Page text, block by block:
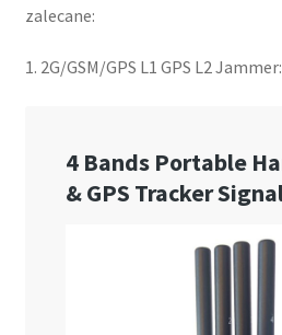
zalecane:
1. 2G/GSM/GPS L1 GPS L2 Jammer: